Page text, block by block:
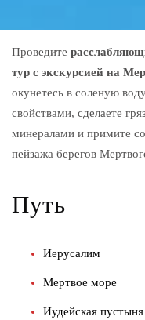
Проведите
тур с экскурсией на
окунетесь в соленую
свойствами, сделаете
минералами и примите
пейзажа берегов
Путь
Иерусалим
Мертвое море
Иудейская пустыня